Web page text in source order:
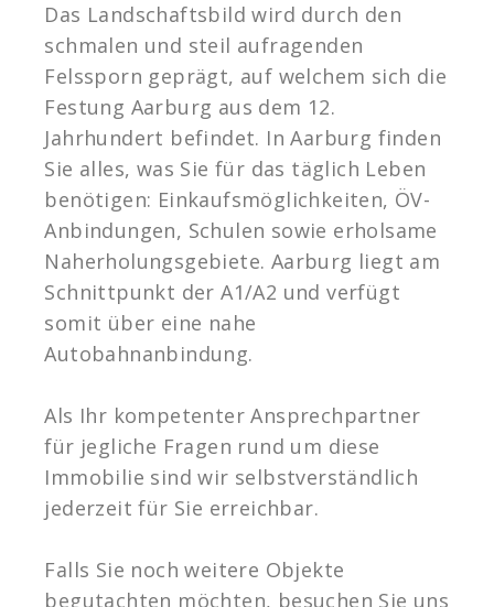
Das Landschaftsbild wird durch den
schmalen und steil aufragenden
Felssporn geprägt, auf welchem sich die
Festung Aarburg aus dem 12.
Jahrhundert befindet. In Aarburg finden
Sie alles, was Sie für das täglich Leben
benötigen: Einkaufsmöglichkeiten, ÖV-
Anbindungen, Schulen sowie erholsame
Naherholungsgebiete. Aarburg liegt am
Schnittpunkt der A1/A2 und verfügt
somit über eine nahe
Autobahnanbindung.
Als Ihr kompetenter Ansprechpartner
für jegliche Fragen rund um diese
Immobilie sind wir selbstverständlich
jederzeit für Sie erreichbar.
Falls Sie noch weitere Objekte
begutachten möchten, besuchen Sie uns